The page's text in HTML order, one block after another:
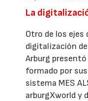
La
Otro de los ejes
digitalización
Arburg
formado por
sistema MES
arburgXworld y